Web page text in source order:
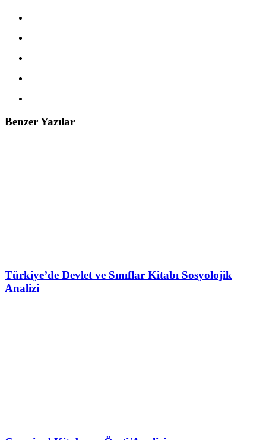
Benzer Yazılar
Türkiye’de Devlet ve Sınıflar Kitabı Sosyolojik
Analizi